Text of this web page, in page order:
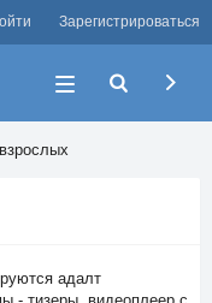
Зарегистрироваться
адалт